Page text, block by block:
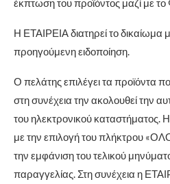
έκπτωση του προϊόντος μαζί με
Η ΕΤΑΙΡΕΙΑ διατηρεί το
προηγούμενη ειδοποίηση.
Ο πελάτης επιλέγει τα προϊόντα
στη συνέχεια την ακολουθεί την
του ηλεκτρονικού καταστήματος.
με την επιλογή του πλήκτρου
την εμφάνιση του τελικού
παραγγελίας. Στη συνέχεια η